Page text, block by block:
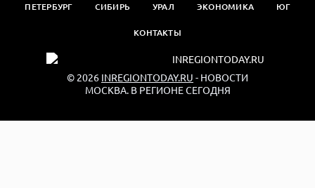
ПЕТЕРБУРГ СИБИРЬ УРАЛ ЭКОНОМИКА ЮГ
КОНТАКТЫ
© 2026 INREGIONTODAY.RU - НОВОСТИ
МОСКВА. В РЕГИОНЕ СЕГОДНЯ